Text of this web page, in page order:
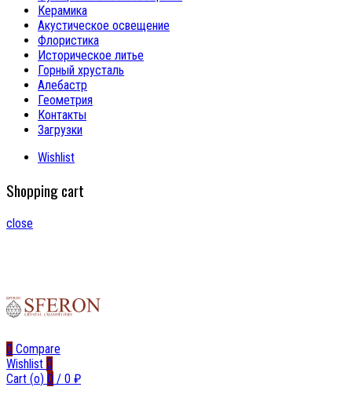
Керамика
Акустическое освещение
Флористика
Историческое литье
Горный хрусталь
Алебастр
Геометрия
Контакты
Загрузки
Wishlist
Shopping cart
close
0 Compare
Wishlist 0
Cart (o) 0 / 0 ₽